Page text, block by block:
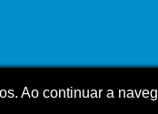
Ao continuar a